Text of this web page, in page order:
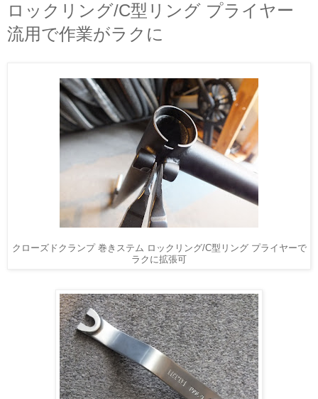
ロックリング/C型リング プライヤー
流用で作業がラクに
クローズドクランプ 巻きステム ロックリング/C型リング プライヤーで
ラクに拡張可